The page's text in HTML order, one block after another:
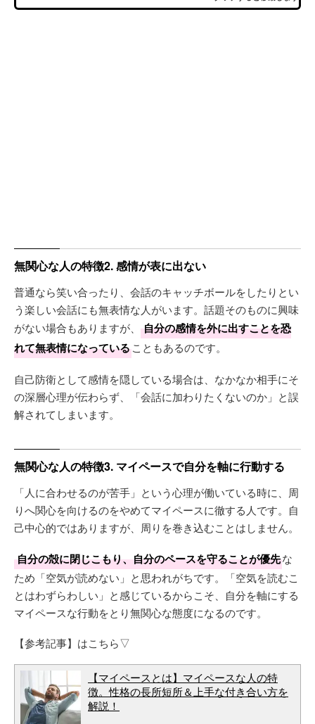
無関心な人の特徴2. 感情が表に出ない
普通なら笑い合ったり、会話のキャッチボールをしたりとい
う楽しい会話にも無表情な人がいます。話題そのものに興味
がない場合もありますが、
自分の感情を外に出すことを恐
れて無表情になっていることもあるのです。
自己防衛として感情を隠している場合は、なかなか相手にそ
の深層心理が伝わらず、「会話に加わりたくないのか」と誤
解されてしまいます。
無関心な人の特徴3. マイペースで自分を軸に行動する
「人に合わせるのが苦手」という心理が働いている時に、周
りへ関心を向けるのをやめてマイペースに徹する人です。自
己中心的ではありますが、周りを巻き込むことはしません。
自分の殻に閉じこもり、自分のペースを守ることが優先な
ため「空気が読めない」と思われがちです。「空気を読むこ
とはわずらわしい」と感じているからこそ、自分を軸にする
マイペースな行動をとり無関心な態度になるのです。
【参考記事】はこちら▽
【マイペースとは】マイペースな人の特
徴。性格の長所短所＆上手な付き合い方を
解説！